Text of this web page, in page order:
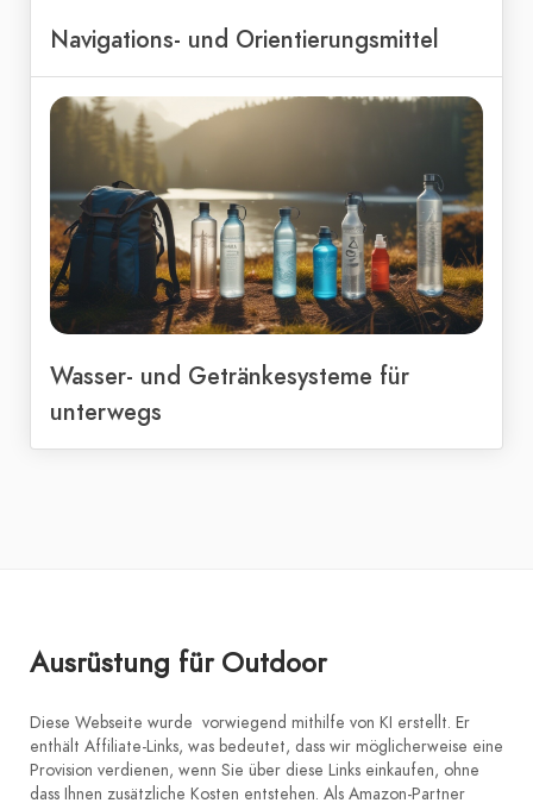
Navigations- und Orientierungsmittel
Wasser- und Getränkesysteme für
unterwegs
Ausrüstung für Outdoor
Diese Webseite wurde vorwiegend mithilfe von KI erstellt. Er
enthält Affiliate-Links, was bedeutet, dass wir möglicherweise eine
Provision verdienen, wenn Sie über diese Links einkaufen, ohne
dass Ihnen zusätzliche Kosten entstehen. Als Amazon-Partner